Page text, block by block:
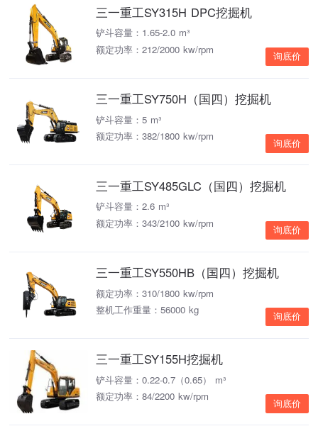
三一重工SY315H DPC挖掘机
铲斗容量：1.65-2.0 m³
额定功率：212/2000 kw/rpm
询底价
三一重工SY750H（国四）挖掘机
铲斗容量：5 m³
额定功率：382/1800 kw/rpm
询底价
三一重工SY485GLC（国四）挖掘机
铲斗容量：2.6 m³
额定功率：343/2100 kw/rpm
询底价
三一重工SY550HB（国四）挖掘机
额定功率：310/1800 kw/rpm
整机工作重量：56000 kg
询底价
三一重工SY155H挖掘机
铲斗容量：0.22-0.7（0.65） m³
额定功率：84/2200 kw/rpm
询底价